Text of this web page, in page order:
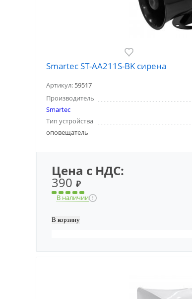
Smartec ST-AA211S-BK сирена
Артикул: 59517
Производитель
Smartec
Тип устройства
оповещатель
Цена с НДС:
390₽
В наличии